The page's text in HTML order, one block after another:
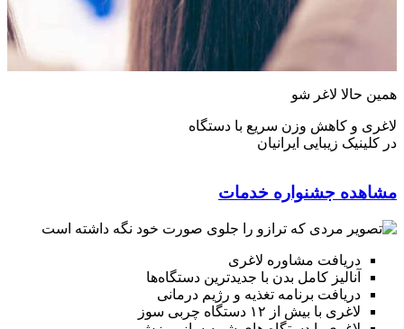
همین حالا لاغر شو
لاغری و کاهش وزن سریع با دستگاه
در کلینیک زیبایی ایرانیان
مشاهده جشنواره خدمات
دریافت مشاوره لاغری
آنالیز کامل بدن با جدیدترین دستگاه‌ها
دریافت برنامه تغذیه و رژیم درمانی
لاغری با بیش از ۱۲ دستگاه چربی سوز